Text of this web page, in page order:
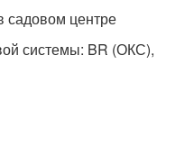
центре
системы: BR (ОКС),